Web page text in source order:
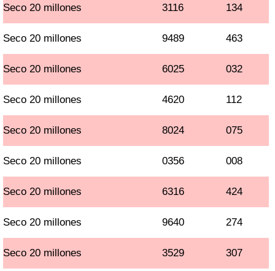
Seco 20 millones 3116 134
Seco 20 millones 9489 463
Seco 20 millones 6025 032
Seco 20 millones 4620 112
Seco 20 millones 8024 075
Seco 20 millones 0356 008
Seco 20 millones 6316 424
Seco 20 millones 9640 274
Seco 20 millones 3529 307